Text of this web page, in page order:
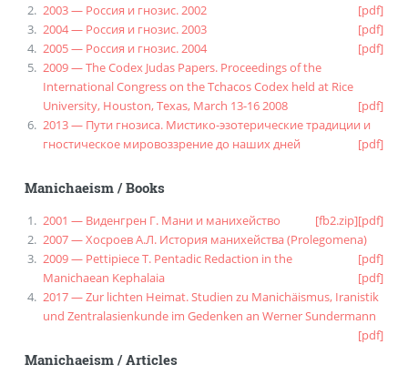
2003 — Россия и гнозис. 2002
[pdf]
2004 — Россия и гнозис. 2003
[pdf]
2005 — Россия и гнозис. 2004
[pdf]
2009 — The Codex Judas Papers. Proceedings of the
International Congress on the Tchacos Codex held at Rice
University, Houston, Texas, March 13-16 2008
[pdf]
2013 — Пути гнозиса. Мистико-эзотерические традиции и
гностическое мировоззрение до наших дней
[pdf]
Manichaeism/Books
2001 — Виденгрен Г. Мани и манихейство [fb2.zip][pdf]
2007 — Хосроев А.Л. История манихейства (Prolegomena)
[pdf]
2009 — Pettipiece T. Pentadic Redaction in the
Manichaean Kephalaia
[pdf]
2017 — Zur lichten Heimat. Studien zu Manichäismus, Iranistik
und Zentralasienkunde im Gedenken an Werner Sundermann
[pdf]
Manichaeism/Articles